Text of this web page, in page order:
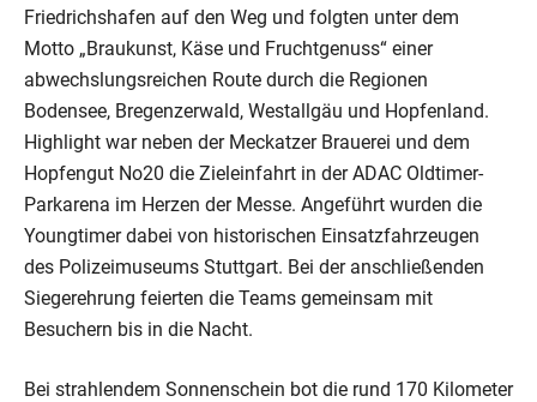
Friedrichshafen auf den Weg und folgten unter dem
Motto „Braukunst, Käse und Fruchtgenuss“ einer
abwechslungsreichen Route durch die Regionen
Bodensee, Bregenzerwald, Westallgäu und Hopfenland.
Highlight war neben der Meckatzer Brauerei und dem
Hopfengut No20 die Zieleinfahrt in der ADAC Oldtimer-
Parkarena im Herzen der Messe. Angeführt wurden die
Youngtimer dabei von historischen Einsatzfahrzeugen
des Polizeimuseums Stuttgart. Bei der anschließenden
Siegerehrung feierten die Teams gemeinsam mit
Besuchern bis in die Nacht.
Bei strahlendem Sonnenschein bot die rund 170 Kilometer